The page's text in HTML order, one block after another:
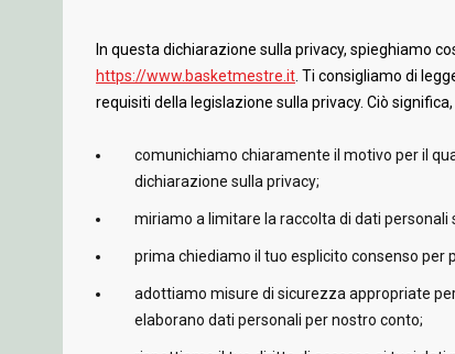
In questa dichiarazione sulla privacy, spieghiamo
https://www.basketmestre.it . Ti consigliamo di
requisiti della legislazione sulla privacy. Ciò
comunichiamo chiaramente il motivo per il
dichiarazione sulla privacy;
miriamo a limitare la raccolta di dati
prima chiediamo il tuo esplicito consenso per
adottiamo misure di sicurezza appropriate
elaborano dati personali per nostro conto;